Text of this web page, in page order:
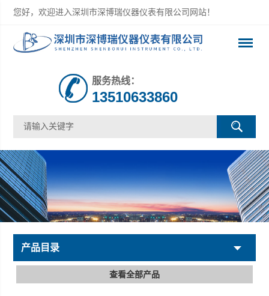
您好，欢迎进入深圳市深博瑞仪器仪表有限公司网站！
服务热线：
13510633860
产品目录
查看全部产品